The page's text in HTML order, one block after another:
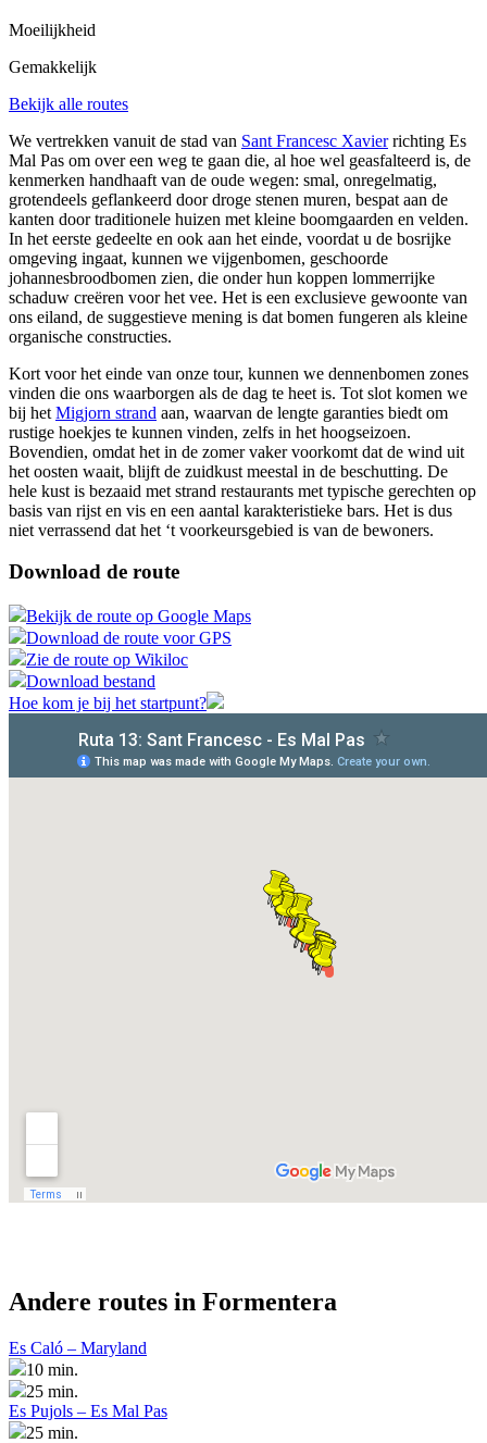
Moeilijkheid
Gemakkelijk
Bekijk alle routes
We vertrekken vanuit de stad van Sant Francesc Xavierrichting Es
Mal Pas om over een weg te gaan die, al hoe wel geasfalteerd is, de
kenmerken handhaaft van de oude wegen: smal, onregelmatig,
grotendeels geflankeerd door droge stenen muren, bespat aan de
kanten door traditionele huizen met kleine boomgaarden en velden.
In het eerste gedeelte en ook aan het einde, voordat u de bosrijke
omgeving ingaat, kunnen we vijgenbomen, geschoorde
johannesbroodbomen zien, die onder hun koppen lommerrijke
schaduw creëren voor het vee. Het is een exclusieve gewoonte van
ons eiland, de suggestieve mening is dat bomen fungeren als kleine
organische constructies.
Kort voor het einde van onze tour, kunnen we dennenbomen zones
vinden die ons waarborgen als de dag te heet is. Tot slot komen we
bij het Migjorn strand aan, waarvan de lengte garanties biedt om
rustige hoekjes te kunnen vinden, zelfs in het hoogseizoen.
Bovendien, omdat het in de zomer vaker voorkomt dat de wind uit
het oosten waait, blijft de zuidkust meestal in de beschutting. De
hele kust is bezaaid met strand restaurants met typische gerechten op
basis van rijst en vis en een aantal karakteristieke bars. Het is dus
niet verrassend dat het ‘t voorkeursgebied is van de bewoners.
Download de route
Bekijk de route op Google Maps
Download de route voor GPS
Zie de route op Wikiloc
Download bestand
Hoe kom je bij het startpunt?
Andere routes in Formentera
Es Caló – Maryland
10 min.
25 min.
Es Pujols – Es Mal Pas
25 min.